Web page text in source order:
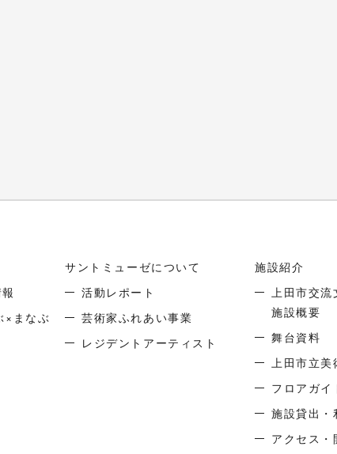
×まなぶ
サントミューゼについて
活動レポート
芸術家ふれあい事業
レジデントアーティスト
施設紹介
上田市交
施設概要
舞台資料
上田市立
フロアガイ
施設貸出・
アクセス・